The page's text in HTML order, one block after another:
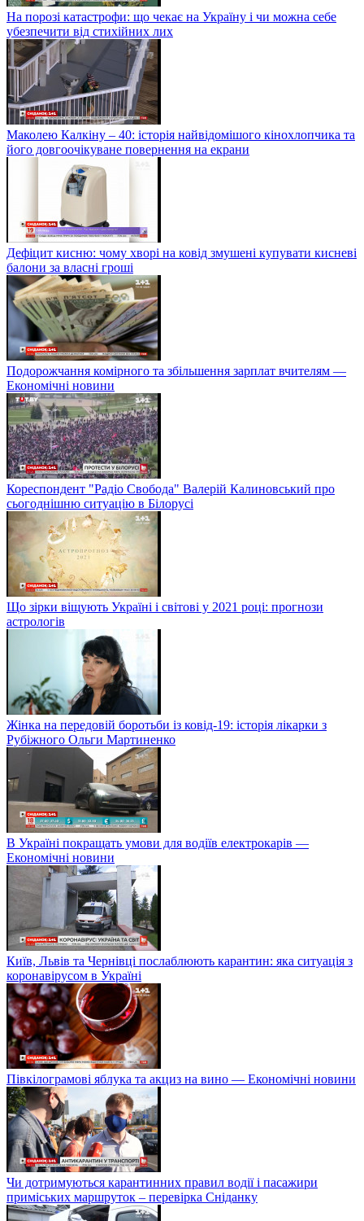
На порозі катастрофи: що чекає на Україну і чи можна себе
убезпечити від стихійних лих
Маколею Калкіну – 40: історія найвідомішого кінохлопчика та
його довгоочікуване повернення на екрани
Дефіцит кисню: чому хворі на ковід змушені купувати кисневі
балони за власні гроші
Подорожчання комірного та збільшення зарплат вчителям —
Економічні новини
Кореспондент "Радіо Свобода" Валерій Калиновський про
сьогоднішню ситуацію в Білорусі
Що зірки віщують Україні і світові у 2021 році: прогнози
астрологів
Жінка на передовій боротьби із ковід-19: історія лікарки з
Рубіжного Ольги Мартиненко
В Україні покращать умови для водіїв електрокарів —
Економічні новини
Київ, Львів та Чернівці послаблюють карантин: яка ситуація з
коронавірусом в Україні
Півкілограмові яблука та акциз на вино — Економічні новини
Чи дотримуються карантинних правил водії і пасажири
приміських маршруток – перевірка Сніданку